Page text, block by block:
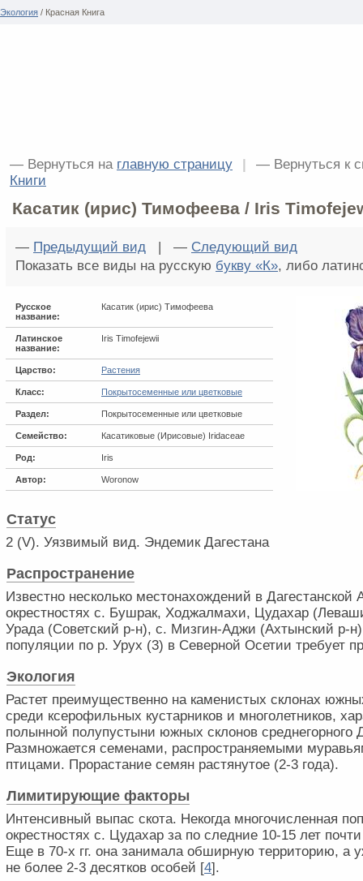
Экология / Красная Книга
— Вернуться на главную страницу |
— Вернуться к
Книги
Касатик (ирис) Тимофеева / Iris
— Предыдущий вид | — Следующий вид
Показать все виды на русскую букву «К», либо
Русское
название:
Касатик (ирис) Тимофеева
Латинское
название:
Iris Timofejewii
Царство: Растения
Класс: Покрытосеменные или цветковые
Раздел: Покрытосеменные или цветковые
Семейство: Касатиковые (Ирисовые) Iridaceae
Род: Iris
Автор: Woronow
Статус
2 (V). Уязвимый вид. Эндемик Дагестана
Распространение
Известно несколько местонахождений в
окрестностях с. Бушрак, Ходжалмахи, Цудахар
Урада (Советский р-н), с. Мизгин-Аджи (Ахтынский р-
популяции по р. Урух (3) в Северной Осетии требует
Экология
Растет преимущественно на каменистых склонах
среди ксерофильных кустарников и многолетников,
полынной полупустыни южных склонов среднегорного
Размножается семенами, распространяемыми
птицами. Прорастание семян растянутое (2-3 года).
Лимитирующие факторы
Интенсивный выпас скота. Некогда многочисленная
окрестностях с. Цудахар за по следние 10-15 лет
Еще в 70-х гг. она занимала обширную территорию, а
не более 2-3 десятков особей [4].